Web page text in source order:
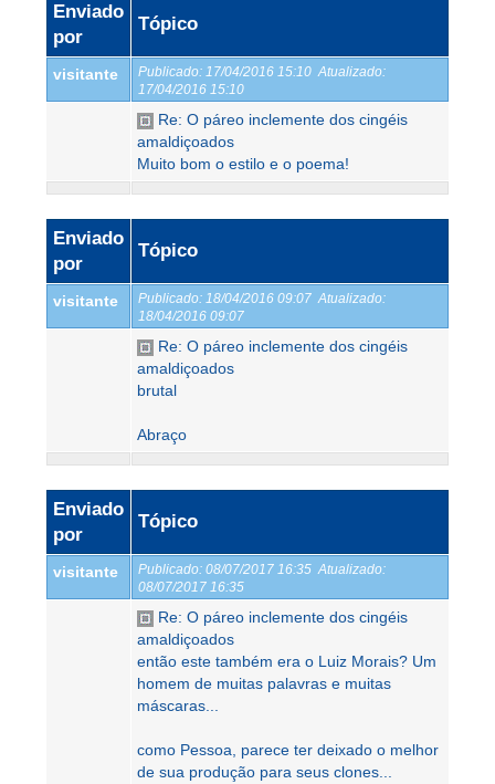
Enviado
por
Tópico
visitante Publicado: 17/04/2016 15:10 Atualizado:
17/04/2016 15:10
Re: O páreo inclemente dos cingéis
amaldiçoados
Muito bom o estilo e o poema!
Enviado
por
Tópico
visitante Publicado: 18/04/2016 09:07 Atualizado:
18/04/2016 09:07
Re: O páreo inclemente dos cingéis
amaldiçoados
brutal
Abraço
Enviado
por
Tópico
visitante Publicado: 08/07/2017 16:35 Atualizado:
08/07/2017 16:35
Re: O páreo inclemente dos cingéis
amaldiçoados
então este também era o Luiz Morais? Um
homem de muitas palavras e muitas
máscaras...
como Pessoa, parece ter deixado o melhor
de sua produção para seus clones...